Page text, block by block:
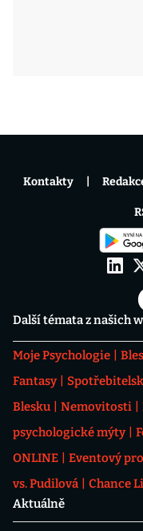
Další témata z našich
Moje Psychologie
Fantasy
Blesku
Nemovitosti
psychologické mýty
ONLINE
Eventový
vs. Pudilová
Chance
Aktuálně
Kontakty